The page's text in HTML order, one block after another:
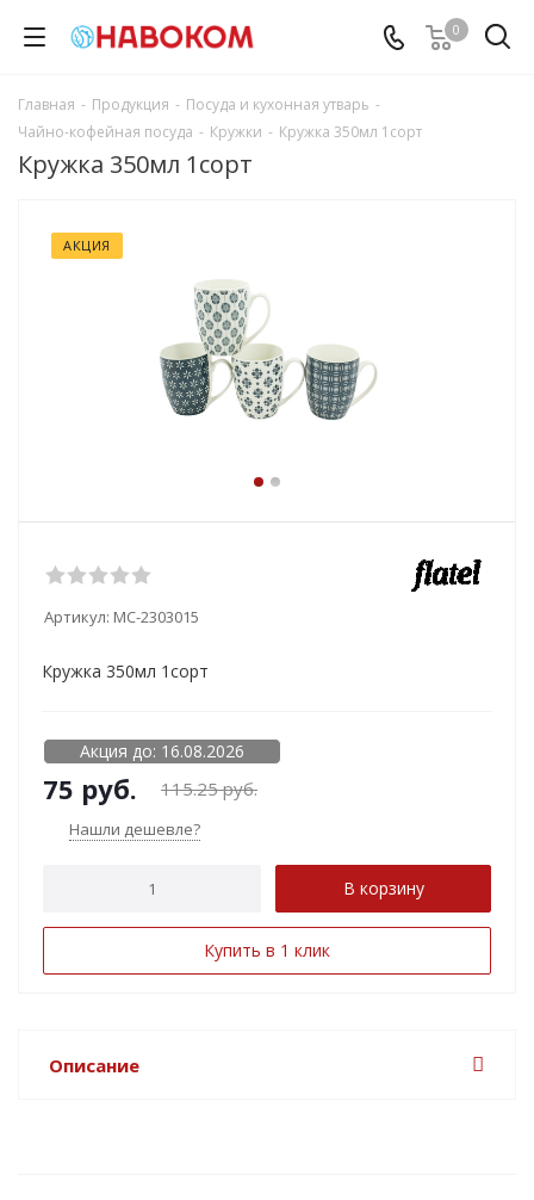
0
Главная - Продукция - Посуда и кухонная утварь -
Чайно-кофейная посуда - Кружки - Кружка 350мл 1сорт
Кружка 350мл 1сорт
АКЦИЯ
Артикул: MC-2303015
Кружка 350мл 1сорт
Акция до: 16.08.2026
75 руб. 115.25руб.
Нашли дешевле?
В корзину
Купить в 1 клик
Описание